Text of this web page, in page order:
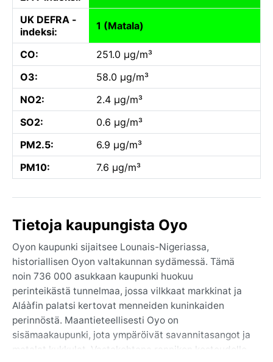
UK DEFRA -
indeksi:
1 (Matala)
CO:
251.0 µg/m³
O3:
58.0 µg/m³
NO2:
2.4 µg/m³
SO2:
0.6 µg/m³
PM2.5:
6.9 µg/m³
PM10:
7.6 µg/m³
Tietoja kaupungista Oyo
Oyon kaupunki sijaitsee Lounais-Nigeriassa,
historiallisen Oyon valtakunnan sydämessä. Tämä
noin 736 000 asukkaan kaupunki huokuu
perinteikästä tunnelmaa, jossa vilkkaat markkinat ja
Aláàfin palatsi kertovat menneiden kuninkaiden
perinnöstä. Maantieteellisesti Oyo on
sisämaakaupunki, jota ympäröivät savannitasangot ja
matalat kukkulat. Vastakohtana rannikon kosteudelle